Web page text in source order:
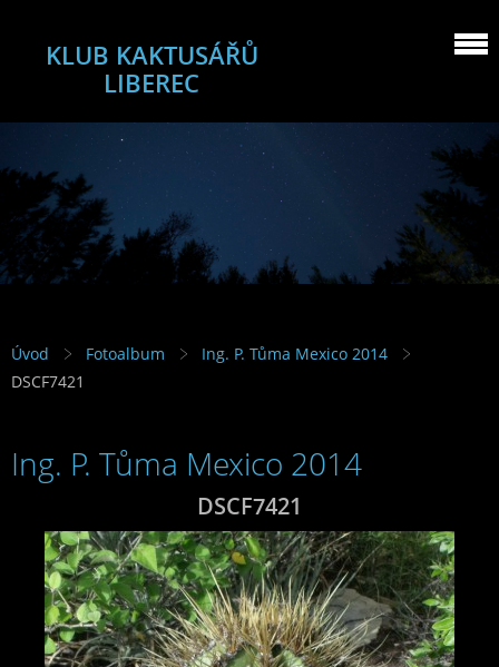
KLUB KAKTUSÁŘŮ
LIBEREC
Úvod Fotoalbum
Ing. P. Tůma Mexico 2014
DSCF7421
Ing. P. Tůma Mexico 2014
DSCF7421